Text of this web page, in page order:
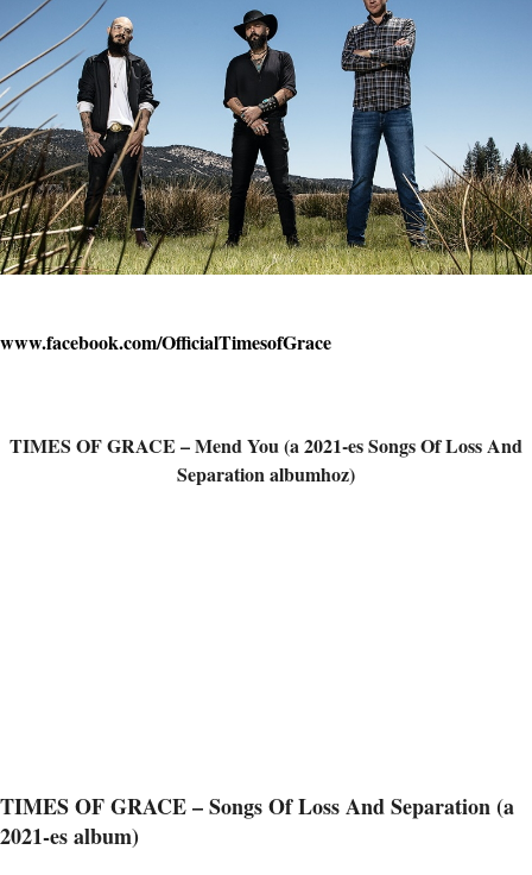
www.facebook.com/OfficialTimesofGrace
TIMES OF GRACE – Mend You (a 2021-es Songs Of Loss And
Separation albumhoz)
TIMES OF GRACE – Songs Of Loss And Separation (a
2021-es album)